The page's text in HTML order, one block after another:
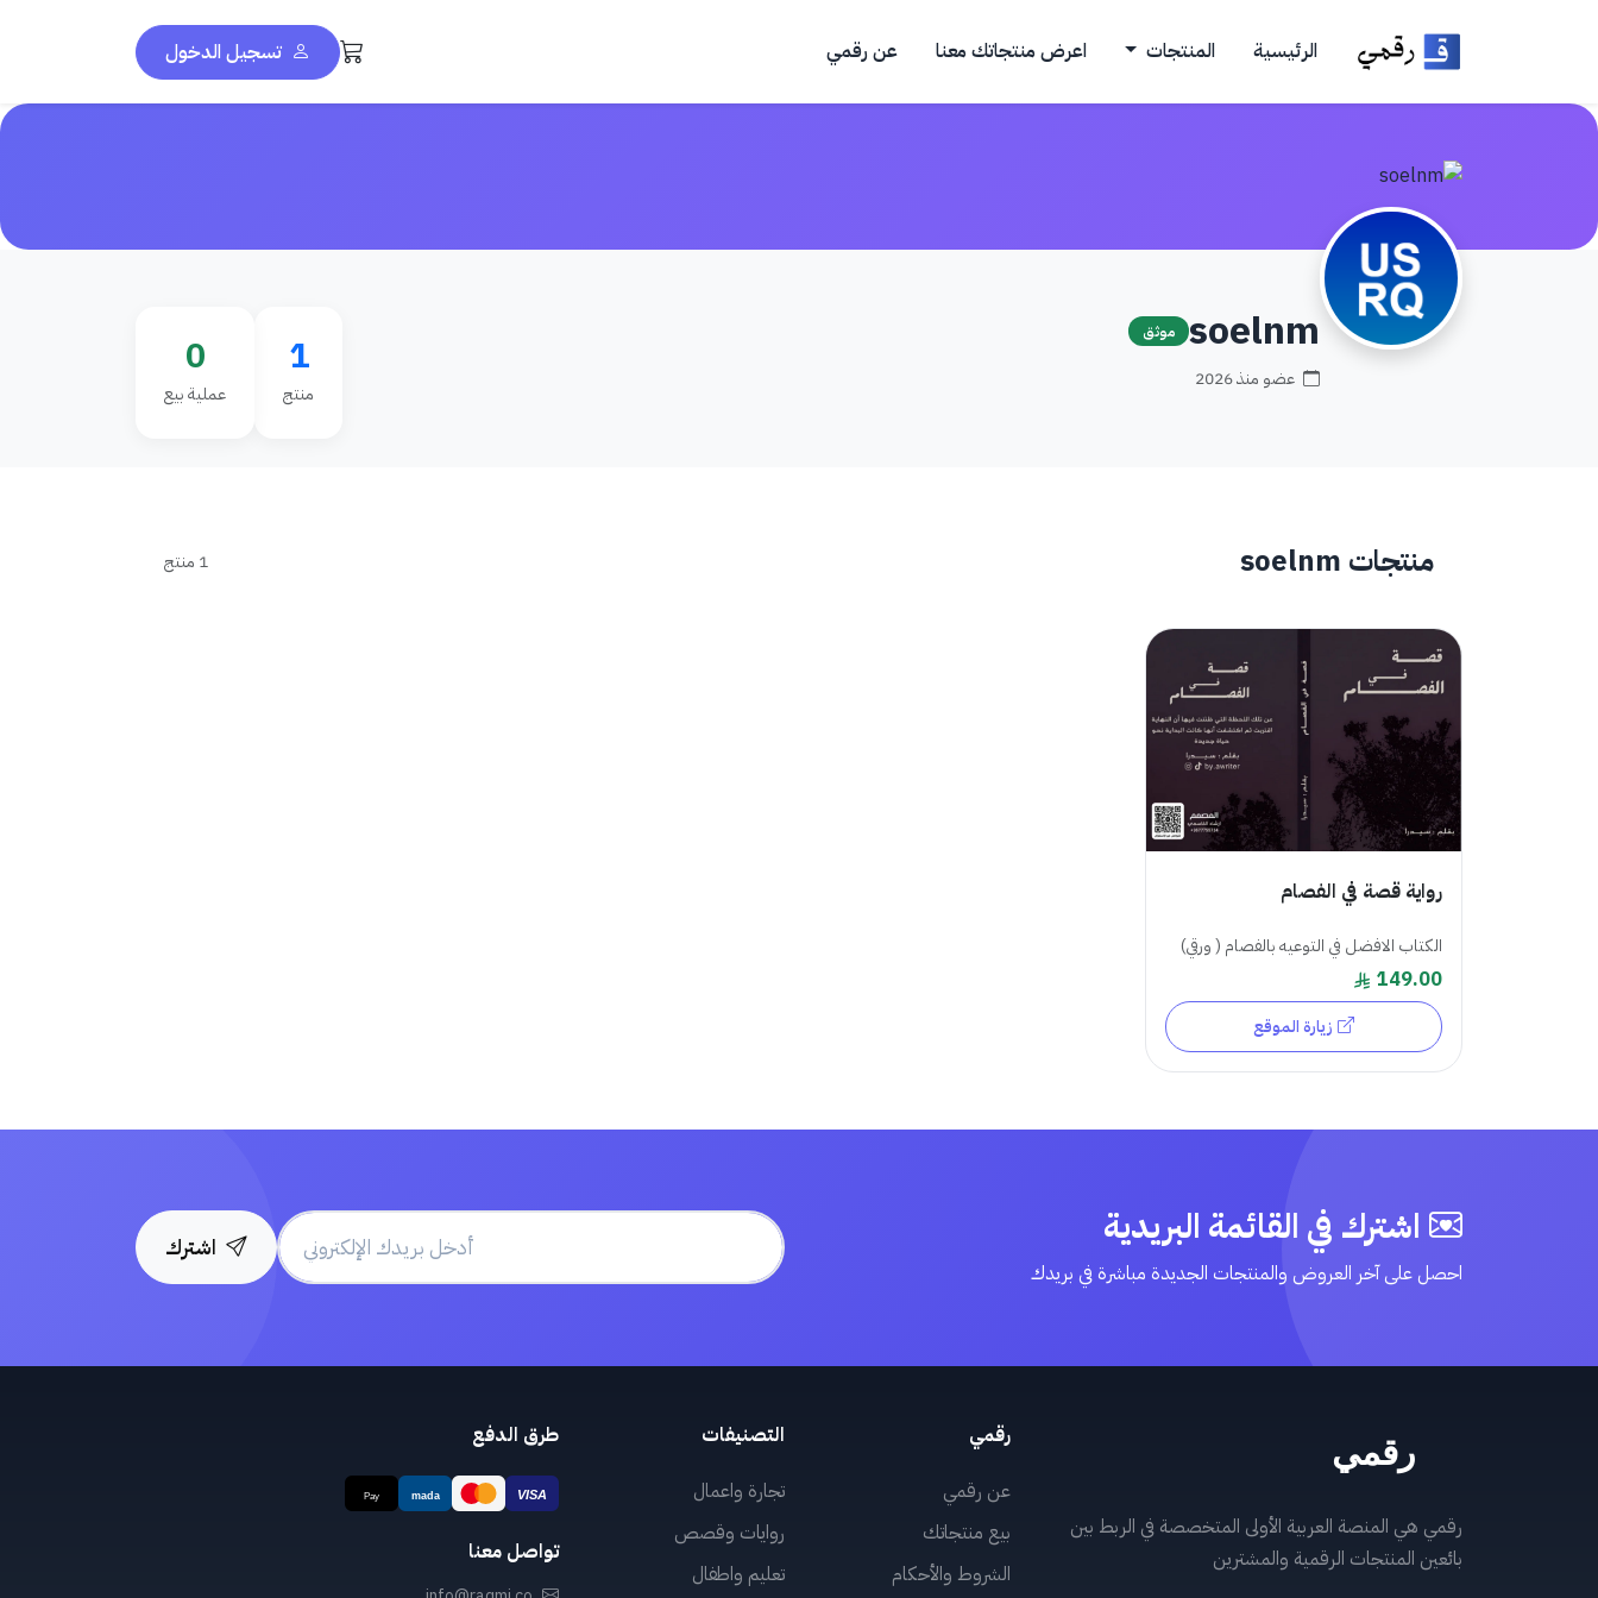
الرئيسية المنتجات اعرض منتجاتك معنا عن رقمي تسجيل الدخول
soelnm موثق
عضو منذ 2026 1
منتج
0
عملية بيع
منتجات soelnm 1 منتج
رواية قصة في الفصام
الكتاب الافضل في التوعيه بالفصام ( ورقي)
149.00
زيارة الموقع
اشترك في القائمة البريدية
احصل على آخر العروض والمنتجات الجديدة مباشرة في بريدك
اشترك
رقمي هي المنصة العربية الأولى المتخصصة في الربط بين
بائعين المنتجات الرقمية والمشترين
رقمي
عن رقمي
بيع منتجاتك
الشروط والأحكام
التصنيفات
تجارة واعمال
روايات وقصص
تعليم واطفال
طرق الدفع
تواصل معنا